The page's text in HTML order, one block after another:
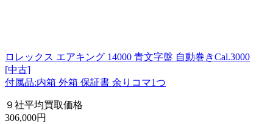
ロレックス エアキング 14000 青文字盤 自動巻きCal.3000
[中古]
付属品:内箱 外箱 保証書 余りコマ1つ
９社平均買取価格
306,000円